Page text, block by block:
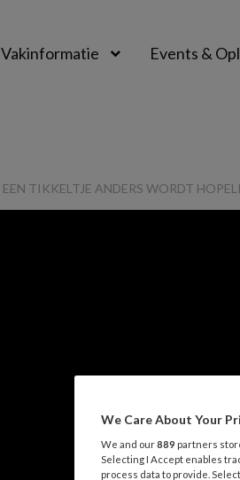
Vakinformatie Events &
EEN TIKKELTJE ANDERS WORDT
We Care About Your
We and our889 partners
Selecting I Accept enables
process data to provide.